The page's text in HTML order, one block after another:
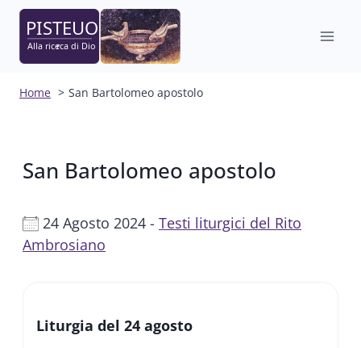
Salta
contenuto
Home San Bartolomeo apostolo
San Bartolomeo apostolo
24 Agosto 2024 - Testi liturgici del Rito
Ambrosiano
Liturgia del 24 agosto